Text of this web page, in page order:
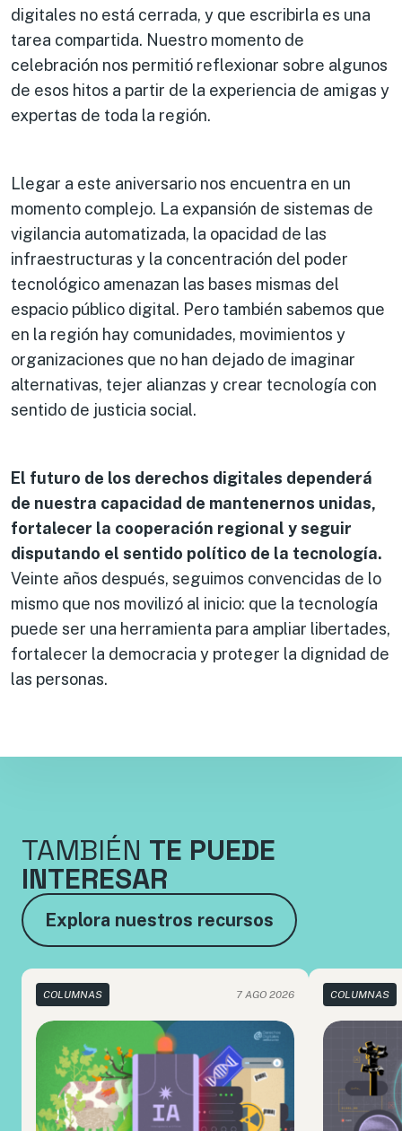
digitales no está cerrada, y que escribirla es una
tarea compartida. Nuestro momento de
celebración nos permitió reflexionar sobre algunos
de esos hitos a partir de la experiencia de amigas y
expertas de toda la región.
Llegar a este aniversario nos encuentra en un
momento complejo. La expansión de sistemas de
vigilancia automatizada, la opacidad de las
infraestructuras y la concentración del poder
tecnológico amenazan las bases mismas del
espacio público digital. Pero también sabemos que
en la región hay comunidades, movimientos y
organizaciones que no han dejado de imaginar
alternativas, tejer alianzas y crear tecnología con
sentido de justicia social.
El futuro de los derechos digitales dependerá
de nuestra capacidad de mantenernos unidas,
fortalecer la cooperación regional y seguir
disputando el sentido político de la tecnología.
Veinte años después, seguimos convencidas de lo
mismo que nos movilizó al inicio: que la tecnología
puede ser una herramienta para ampliar libertades,
fortalecer la democracia y proteger la dignidad de
las personas.
TAMBIÉN TE PUEDE
INTERESAR
Explora nuestros recursos
COLUMNAS 7 AGO 2026 COLUMNAS